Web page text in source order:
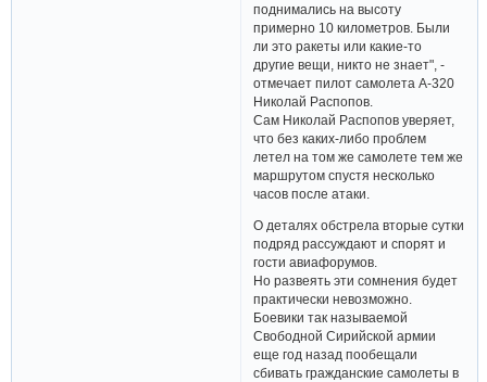
поднимались на высоту
примерно 10 километров. Были
ли это ракеты или какие-то
другие вещи, никто не знает", -
отмечает пилот самолета А-320
Николай Распопов.
Сам Николай Распопов уверяет,
что без каких-либо проблем
летел на том же самолете тем же
маршрутом спустя несколько
часов после атаки.
О деталях обстрела вторые сутки
подряд рассуждают и спорят и
гости авиафорумов.
Но развеять эти сомнения будет
практически невозможно.
Боевики так называемой
Свободной Сирийской армии
еще год назад пообещали
сбивать гражданские самолеты в